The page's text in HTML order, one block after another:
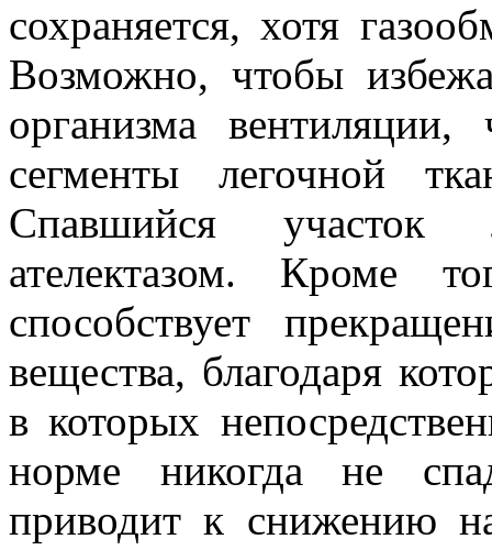
сохраняется, хотя
Возможно, чтобы
организма вентиляции,
сегменты легочной
Спавшийся участок
ателектазом. Кроме
способствует
вещества, благодаря
в которых
норме никогда не
приводит к снижению